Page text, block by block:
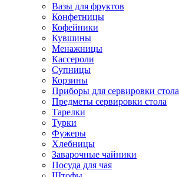
Вазы для фруктов
Конфетницы
Кофейники
Кувшины
Менажницы
Кассероли
Супницы
Корзины
Приборы для сервировки стола
Предметы сервировки стола
Тарелки
Турки
Фужеры
Хлебницы
Заварочные чайники
Посуда для чая